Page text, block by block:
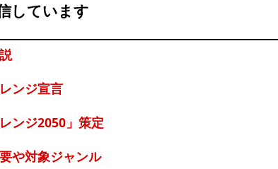
しています
ンジ宣言
ンジ2050」策定
や対象ジャンル